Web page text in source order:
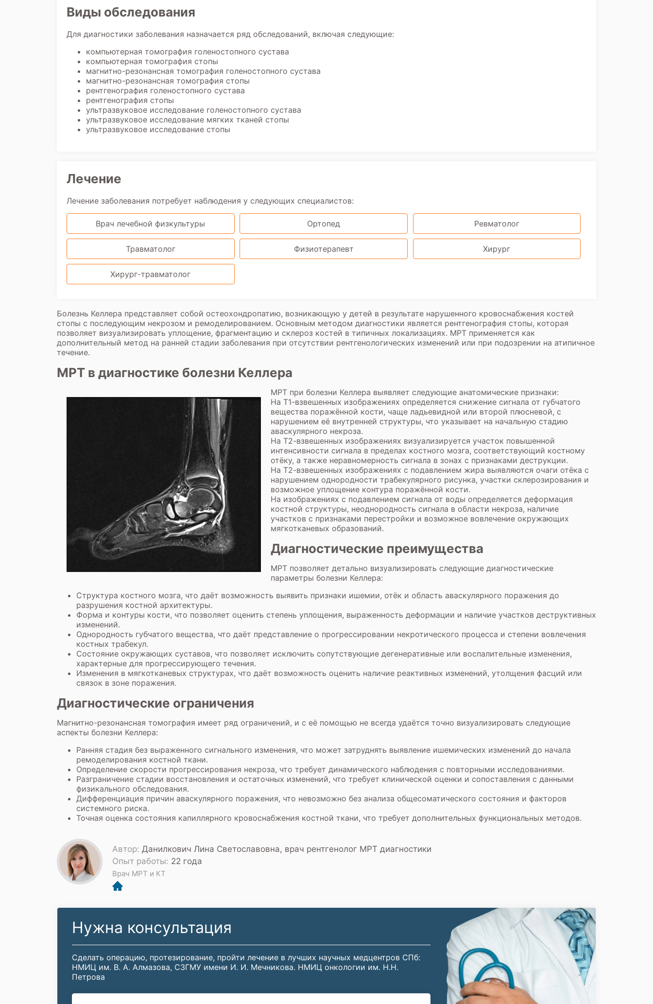
Виды обследования
Для диагностики заболевания назначается ряд обследований, включая следующие:
компьютерная томография голеностопного сустава
компьютерная томография стопы
магнитно-резонансная томография голеностопного сустава
магнитно-резонансная томография стопы
рентгенография голеностопного сустава
рентгенография стопы
ультразвуковое исследование голеностопного сустава
ультразвуковое исследование мягких тканей стопы
ультразвуковое исследование стопы
Лечение
Лечение заболевания потребует наблюдения у следующих специалистов:
Врач лечебной физкультуры Ортопед Ревматолог
Травматолог Физиотерапевт Хирург
Хирург-травматолог
Болезнь Келлера представляет собой остеохондропатию, возникающую у детей в результате нарушенного кровоснабжения костей
стопы с последующим некрозом и ремоделированием. Основным методом диагностики является рентгенография стопы, которая
позволяет визуализировать уплощение, фрагментацию и склероз костей в типичных локализациях. МРТ применяется как
дополнительный метод на ранней стадии заболевания при отсутствии рентгенологических изменений или при подозрении на атипичное
течение.
МРТ в диагностике болезни Келлера
МРТ при болезни Келлера выявляет следующие анатомические признаки:
На Т1-взвешенных изображениях определяется снижение сигнала от губчатого
вещества поражённой кости, чаще ладьевидной или второй плюсневой, с
нарушением её внутренней структуры, что указывает на начальную стадию
аваскулярного некроза.
На Т2-взвешенных изображениях визуализируется участок повышенной
интенсивности сигнала в пределах костного мозга, соответствующий костному
отёку, а также неравномерность сигнала в зонах с признаками деструкции.
На Т2-взвешенных изображениях с подавлением жира выявляются очаги отёка с
нарушением однородности трабекулярного рисунка, участки склерозирования и
возможное уплощение контура поражённой кости.
На изображениях с подавлением сигнала от воды определяется деформация
костной структуры, неоднородность сигнала в области некроза, наличие
участков с признаками перестройки и возможное вовлечение окружающих
мягкотканевых образований.
Диагностические преимущества
МРТ позволяет детально визуализировать следующие диагностические
параметры болезни Келлера:
Структура костного мозга, что даёт возможность выявить признаки ишемии, отёк и область аваскулярного поражения до
разрушения костной архитектуры.
Форма и контуры кости, что позволяет оценить степень уплощения, выраженность деформации и наличие участков деструктивных
изменений.
Однородность губчатого вещества, что даёт представление о прогрессировании некротического процесса и степени вовлечения
костных трабекул.
Состояние окружающих суставов, что позволяет исключить сопутствующие дегенеративные или воспалительные изменения,
характерные для прогрессирующего течения.
Изменения в мягкотканевых структурах, что даёт возможность оценить наличие реактивных изменений, утолщения фасций или
связок в зоне поражения.
Диагностические ограничения
Магнитно-резонансная томография имеет ряд ограничений, и с её помощью не всегда удаётся точно визуализировать следующие
аспекты болезни Келлера:
Ранняя стадия без выраженного сигнального изменения, что может затруднять выявление ишемических изменений до начала
ремоделирования костной ткани.
Определение скорости прогрессирования некроза, что требует динамического наблюдения с повторными исследованиями.
Разграничение стадии восстановления и остаточных изменений, что требует клинической оценки и сопоставления с данными
физикального обследования.
Дифференциация причин аваскулярного поражения, что невозможно без анализа общесоматического состояния и факторов
системного риска.
Точная оценка состояния капиллярного кровоснабжения костной ткани, что требует дополнительных функциональных методов.
Автор: Данилкович Лина Светославовна, врач рентгенолог МРТ диагностики
Опыт работы: 22 года
Врач МРТ и КТ
Нужна консультация
Сделать операцию, протезирование, пройти лечение в лучших научных медцентров СПб:
НМИЦ им. В. А. Алмазова, СЗГМУ имени И. И. Мечникова. НМИЦ онкологии им. Н.Н.
Петрова